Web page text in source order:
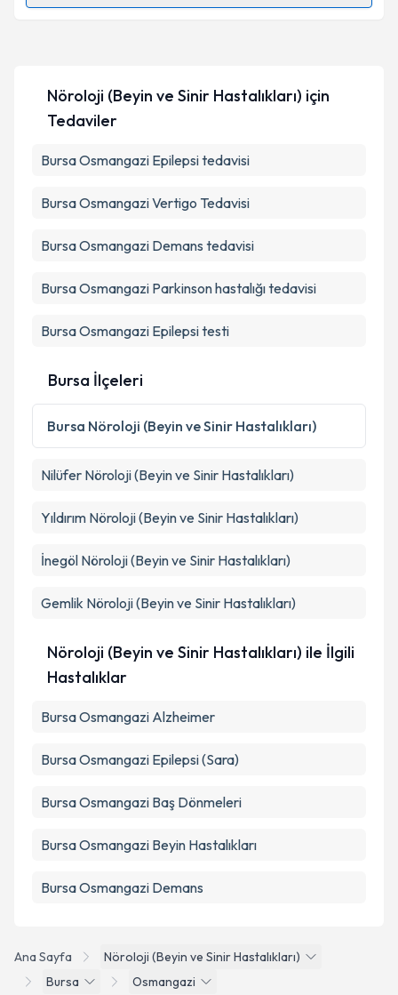
için bir takvim hazırlandığında e-posta ile
bilgilendireceğiz.
Metni'ni okudum ve kişisel verilerimin belirtilen
Takvim Talebini Gönder
Ana Sayfa
Nöroloji (Beyin ve Sinir Hastalıkları)
Bursa
Osmangazi
Nöroloji (Beyin ve Sinir Hastalıkları) için
Tedaviler
Bursa Osmangazi Epilepsi tedavisi
Bursa Osmangazi Vertigo Tedavisi
Bursa Osmangazi Demans tedavisi
Bursa Osmangazi Parkinson hastalığı tedavisi
Bursa Osmangazi Epilepsi testi
Bursa İlçeleri
Bursa Nöroloji (Beyin ve Sinir Hastalıkları)
Nilüfer Nöroloji (Beyin ve Sinir Hastalıkları)
Yıldırım Nöroloji (Beyin ve Sinir Hastalıkları)
İnegöl Nöroloji (Beyin ve Sinir Hastalıkları)
Gemlik Nöroloji (Beyin ve Sinir Hastalıkları)
Nöroloji (Beyin ve Sinir Hastalıkları) ile İlgili
Hastalıklar
Bursa Osmangazi Alzheimer
Bursa Osmangazi Epilepsi (Sara)
Bursa Osmangazi Baş Dönmeleri
Bursa Osmangazi Beyin Hastalıkları
Bursa Osmangazi Demans